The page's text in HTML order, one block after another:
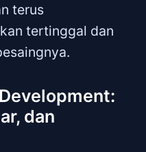
terus
tertinggal dan
dan